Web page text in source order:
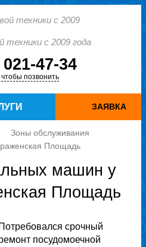
с 2009 года
47-34
чтобы позвонить
ЗАЯВКА
Зоны обслуживания
Площадь
машин у
Площадь
Потребовался срочный
посудомоечной